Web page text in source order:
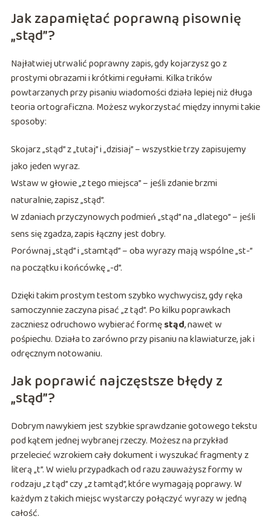
Jak zapamiętać poprawną pisownię
„stąd”?
Najłatwiej utrwalić poprawny zapis, gdy kojarzysz go z
prostymi obrazami i krótkimi regułami. Kilka trików
powtarzanych przy pisaniu wiadomości działa lepiej niż długa
teoria ortograficzna. Możesz wykorzystać między innymi takie
sposoby:
Skojarz „stąd” z „tutaj” i „dzisiaj” – wszystkie trzy zapisujemy
jako jeden wyraz.
Wstaw w głowie „z tego miejsca” – jeśli zdanie brzmi
naturalnie, zapisz „stąd”.
W zdaniach przyczynowych podmień „stąd” na „dlatego” – jeśli
sens się zgadza, zapis łączny jest dobry.
Porównaj „stąd” i „stamtąd” – oba wyrazy mają wspólne „st-”
na początku i końcówkę „-d”.
Dzięki takim prostym testom szybko wychwycisz, gdy ręka
samoczynnie zaczyna pisać „z tąd”. Po kilku poprawkach
zaczniesz odruchowo wybierać formęstąd, nawet w
pośpiechu. Działa to zarówno przy pisaniu na klawiaturze, jak i
odręcznym notowaniu.
Jak poprawić najczęstsze błędy z
„stąd”?
Dobrym nawykiem jest szybkie sprawdzanie gotowego tekstu
pod kątem jednej wybranej rzeczy. Możesz na przykład
przelecieć wzrokiem cały dokument i wyszukać fragmenty z
literą „t”. W wielu przypadkach od razu zauważysz formy w
rodzaju „z tąd” czy „z tamtąd”, które wymagają poprawy. W
każdym z takich miejsc wystarczy połączyć wyrazy w jedną
całość.